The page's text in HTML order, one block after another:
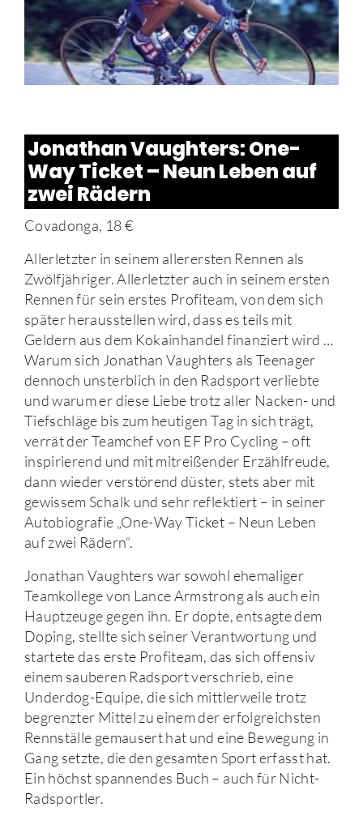
Jonathan Vaughters: One-
Way Ticket – Neun Leben auf
zwei Rädern
Covadonga, 18 €
Allerletzter in seinem allerersten Rennen als
Zwölfjähriger. Allerletzter auch in seinem ersten
Rennen für sein erstes Profiteam, von dem sich
später herausstellen wird, dass es teils mit
Geldern aus dem Kokainhandel finanziert wird …
Warum sich Jonathan Vaughters als Teenager
dennoch unsterblich in den Radsport verliebte
und warum er diese Liebe trotz aller Nacken- und
Tiefschläge bis zum heutigen Tag in sich trägt,
verrät der Teamchef von EF Pro Cycling – oft
inspirierend und mit mitreißender Erzählfreude,
dann wieder verstörend düster, stets aber mit
gewissem Schalk und sehr reflektiert – in seiner
Autobiografie „One-Way Ticket – Neun Leben
auf zwei Rädern“.
Jonathan Vaughters war sowohl ehemaliger
Teamkollege von Lance Armstrong als auch ein
Hauptzeuge gegen ihn. Er dopte, entsagte dem
Doping, stellte sich seiner Verantwortung und
startete das erste Profiteam, das sich offensiv
einem sauberen Radsport verschrieb, eine
Underdog-Equipe, die sich mittlerweile trotz
begrenzter Mittel zu einem der erfolgreichsten
Rennställe gemausert hat und eine Bewegung in
Gang setzte, die den gesamten Sport erfasst hat.
Ein höchst spannendes Buch – auch für Nicht-
Radsportler.